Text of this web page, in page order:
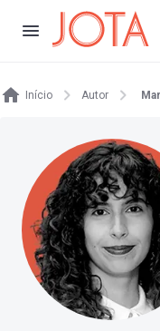
Início Autor